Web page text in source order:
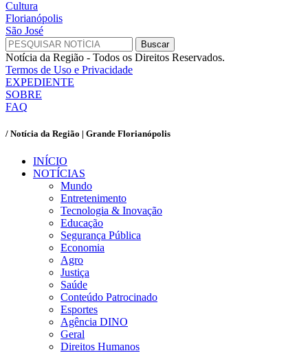
Cultura
Florianópolis
São José
Notícia da Região - Todos os Direitos Reservados.
Termos de Uso e Privacidade
EXPEDIENTE
SOBRE
FAQ
/ Notícia da Região | Grande Florianópolis
INÍCIO
NOTÍCIAS
Mundo
Entretenimento
Tecnologia & Inovação
Educação
Segurança Pública
Economia
Agro
Justiça
Saúde
Conteúdo Patrocinado
Esportes
Agência DINO
Geral
Direitos Humanos